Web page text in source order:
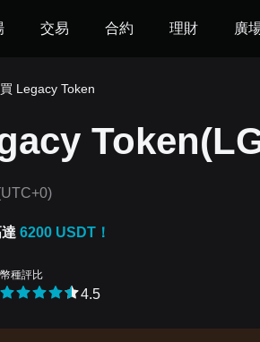
交易 合約 理財 廣
Legacy Token
6200 USDT！
幣種評比
4.5